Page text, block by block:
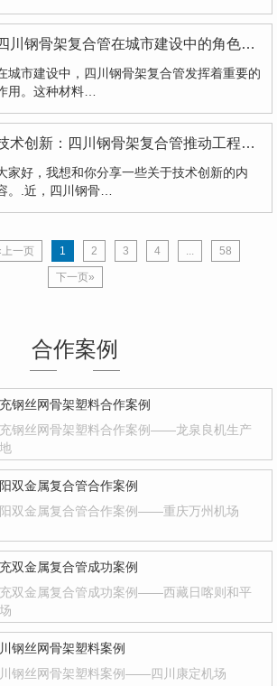
四川钢骨架复合管在城市建设中的角色与挑战
城市建设中，四川钢骨架复合管发挥着重要的
用。这种材料…
技术创新：四川钢骨架复合管推动工程施工效率
家好，我想和你分享一些关于技术创新的内
。.近，四川钢骨…
一页 1 2 3 4 ... 58
下一页»
合作案例
钢丝网骨架塑料合作案例
钢丝网骨架塑料合作案例——龙泉良机生产
双金属复合管合作案例
双金属复合管合作案例——重庆万州机场
双金属复合管成功案例
双金属复合管成功案例——西藏日喀则和平
钢丝网骨架塑料案例
钢丝网骨架塑料案例——四川康定机场